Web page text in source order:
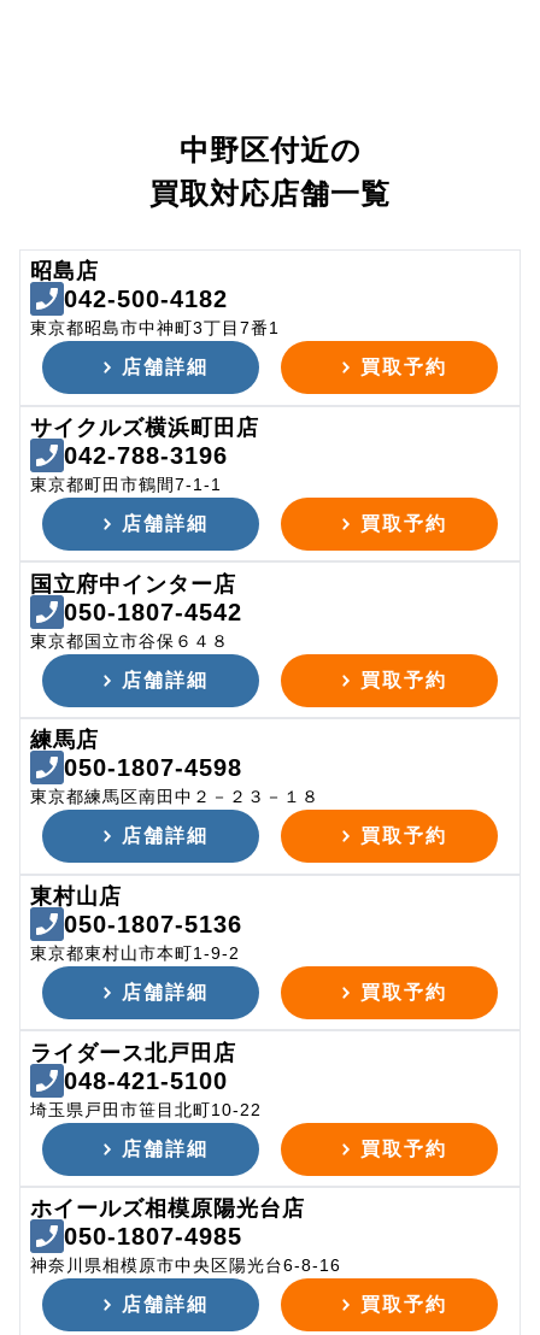
中野区付近の
買取対応店舗一覧
昭島店
042-500-4182
東京都昭島市中神町3丁目7番1
店舗詳細 買取予約
サイクルズ横浜町田店
042-788-3196
東京都町田市鶴間7-1-1
店舗詳細 買取予約
国立府中インター店
050-1807-4542
東京都国立市谷保６４８
店舗詳細 買取予約
練馬店
050-1807-4598
東京都練馬区南田中２－２３－１８
店舗詳細 買取予約
東村山店
050-1807-5136
東京都東村山市本町1-9-2
店舗詳細 買取予約
ライダース北戸田店
048-421-5100
埼玉県戸田市笹目北町10-22
店舗詳細 買取予約
ホイールズ相模原陽光台店
050-1807-4985
神奈川県相模原市中央区陽光台6-8-16
店舗詳細 買取予約